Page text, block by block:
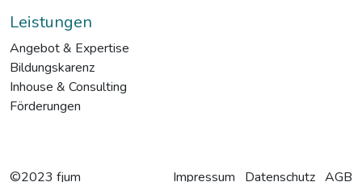
Leistungen
Angebot & Expertise
Bildungskarenz
Inhouse & Consulting
Förderungen
Impressum Datenschutz AGB
©2023 fjum